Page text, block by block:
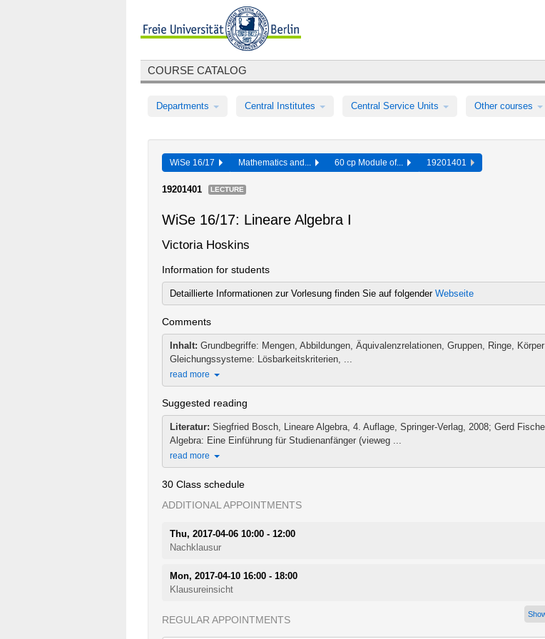
COURSE CATALOG
Departments Central Institutes Central Service Units Other courses
WiSe 16/17 Mathematics and... 60 cp Module of... 19201401
19201401 LECTURE
WiSe 16/17: Lineare Algebra I
Victoria Hoskins
Information for students
Detaillierte Informationen zur Vorlesung finden Sie auf folgender Webseite
Comments
Inhalt: Grundbegriffe: Mengen, Abbildungen, Äquivalenzrelationen, Gruppen, Ringe,
Gleichungssysteme: Lösbarkeitskriterien, ...
read more
Suggested reading
Literatur: Siegfried Bosch, Lineare Algebra, 4. Auflage, Springer-Verlag, 2008; Gerd
Algebra: Eine Einführung für Studienanfänger (vieweg ...
read more
30 Class schedule
ADDITIONAL APPOINTMENTS
Thu, 2017-04-06 10:00 - 12:00
Nachklausur
Mon, 2017-04-10 16:00 - 18:00
Klausureinsicht
REGULAR APPOINTMENTS